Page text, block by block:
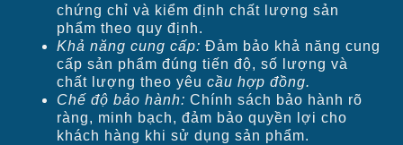
chứng chỉ và kiểm định chất lượng sản
phẩm theo quy định.
Khả năng cung cấp: Đảm bảo khả năng cung
cấp sản phẩm đúng tiến độ, số lượng và
chất lượng theo yêucầu hợp đồng.
Chế độ bảo hành: Chính sách bảo hành rõ
ràng, minh bạch, đảm bảo quyền lợi cho
khách hàng khi sử dụng sản phẩm.